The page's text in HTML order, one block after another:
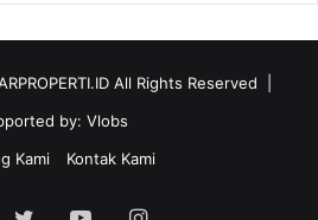
All Rights Reserved |
by: Vlobs
Kami
Kontak Kami